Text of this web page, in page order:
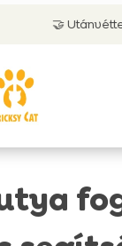
is fizethetsz